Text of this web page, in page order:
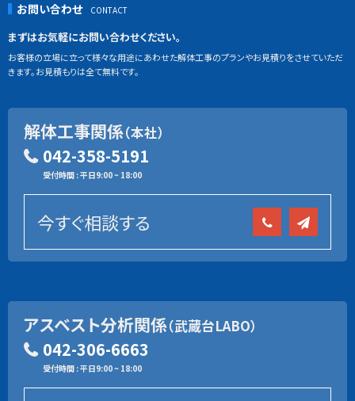
お問い合わせ
まずはお気軽にお問い合わせください。
お客様の立場に立って様々な用途にあわせた解体工事のプランやお見積りをさせていただ
きます。お見積もりは全て無料です。
解体工事関係（本社）
042-358-5191
受付時間 : 平日9:00 ~ 18:00
今すぐ相談する
アスベスト分析関係（武蔵台LABO）
042-306-6663
受付時間 : 平日9:00 ~ 18:00